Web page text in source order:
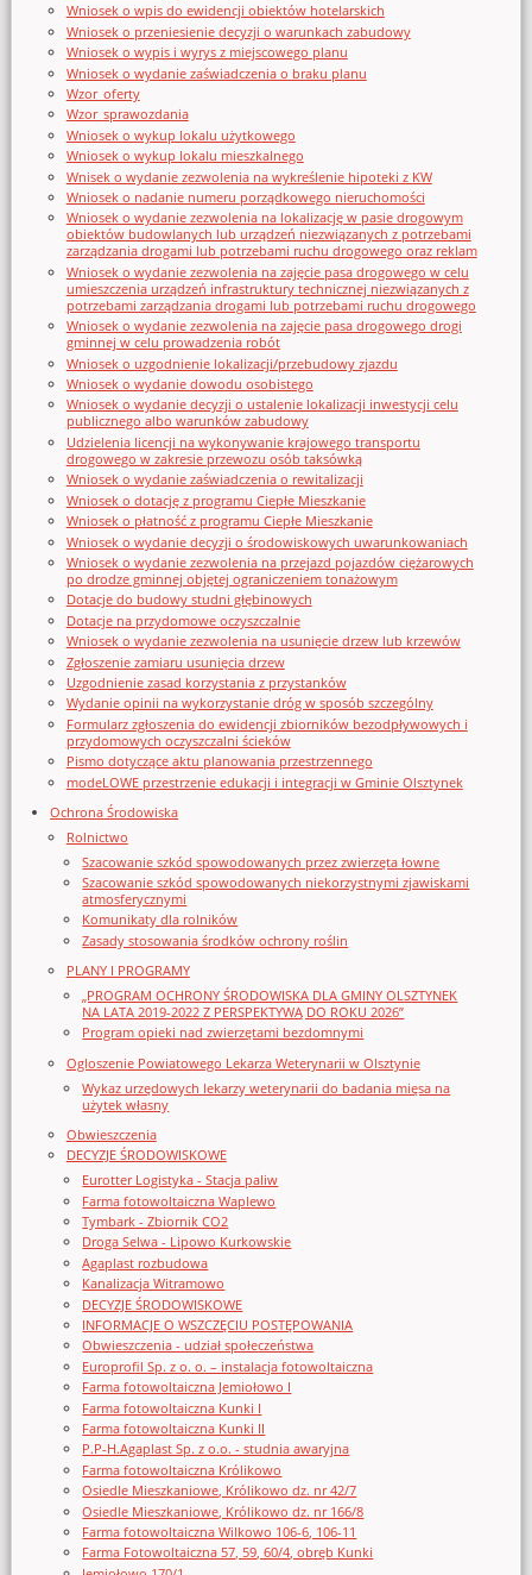
Wniosek o wpis do ewidencji obiektów hotelarskich
Wniosek o przeniesienie decyzji o warunkach zabudowy
Wniosek o wypis i wyrys z miejscowego planu
Wniosek o wydanie zaświadczenia o braku planu
Wzor_oferty
Wzor_sprawozdania
Wniosek o wykup lokalu użytkowego
Wniosek o wykup lokalu mieszkalnego
Wnisek o wydanie zezwolenia na wykreślenie hipoteki z KW
Wniosek o nadanie numeru porządkowego nieruchomości
Wniosek o wydanie zezwolenia na lokalizację w pasie drogowym
obiektów budowlanych lub urządzeń niezwiązanych z potrzebami
zarządzania drogami lub potrzebami ruchu drogowego oraz reklam
Wniosek o wydanie zezwolenia na zajęcie pasa drogowego w celu
umieszczenia urządzeń infrastruktury technicznej niezwiązanych z
potrzebami zarządzania drogami lub potrzebami ruchu drogowego
Wniosek o wydanie zezwolenia na zajęcie pasa drogowego drogi
gminnej w celu prowadzenia robót
Wniosek o uzgodnienie lokalizacji/przebudowy zjazdu
Wniosek o wydanie dowodu osobistego
Wniosek o wydanie decyzji o ustalenie lokalizacji inwestycji celu
publicznego albo warunków zabudowy
Udzielenia licencji na wykonywanie krajowego transportu
drogowego w zakresie przewozu osób taksówką
Wniosek o wydanie zaświadczenia o rewitalizacji
Wniosek o dotację z programu Ciepłe Mieszkanie
Wniosek o płatność z programu Ciepłe Mieszkanie
Wniosek o wydanie decyzji o środowiskowych uwarunkowaniach
Wniosek o wydanie zezwolenia na przejazd pojazdów ciężarowych
po drodze gminnej objętej ograniczeniem tonażowym
Dotacje do budowy studni głębinowych
Dotacje na przydomowe oczyszczalnie
Wniosek o wydanie zezwolenia na usunięcie drzew lub krzewów
Zgłoszenie zamiaru usunięcia drzew
Uzgodnienie zasad korzystania z przystanków
Wydanie opinii na wykorzystanie dróg w sposób szczególny
Formularz zgłoszenia do ewidencji zbiorników bezodpływowych i
przydomowych oczyszczalni ścieków
Pismo dotyczące aktu planowania przestrzennego
modeLOWE przestrzenie edukacji i integracji w Gminie Olsztynek
Ochrona Środowiska
Rolnictwo
Szacowanie szkód spowodowanych przez zwierzęta łowne
Szacowanie szkód spowodowanych niekorzystnymi zjawiskami
atmosferycznymi
Komunikaty dla rolników
Zasady stosowania środków ochrony roślin
PLANY I PROGRAMY
„PROGRAM OCHRONY ŚRODOWISKA DLA GMINY OLSZTYNEK
NA LATA 2019-2022 Z PERSPEKTYWĄ DO ROKU 2026”
Program opieki nad zwierzętami bezdomnymi
Ogloszenie Powiatowego Lekarza Weterynarii w Olsztynie
Wykaz urzędowych lekarzy weterynarii do badania mięsa na
użytek własny
Obwieszczenia
DECYZJE ŚRODOWISKOWE
Eurotter Logistyka - Stacja paliw
Farma fotowoltaiczna Waplewo
Tymbark - Zbiornik CO2
Droga Selwa - Lipowo Kurkowskie
Agaplast rozbudowa
Kanalizacja Witramowo
DECYZJE ŚRODOWISKOWE
INFORMACJE O WSZCZĘCIU POSTĘPOWANIA
Obwieszczenia - udział społeczeństwa
Europrofil Sp. z o. o. – instalacja fotowoltaiczna
Farma fotowoltaiczna Jemiołowo I
Farma fotowoltaiczna Kunki I
Farma fotowoltaiczna Kunki II
P.P-H.Agaplast Sp. z o.o. - studnia awaryjna
Farma fotowoltaiczna Królikowo
Osiedle Mieszkaniowe, Królikowo dz. nr 42/7
Osiedle Mieszkaniowe, Królikowo dz. nr 166/8
Farma fotowoltaiczna Wilkowo 106-6, 106-11
Farma Fotowoltaiczna 57, 59, 60/4, obręb Kunki